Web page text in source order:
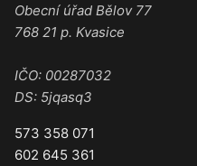
Obecní úřad Bělov 77
768 21 p. Kvasice
IČO: 00287032
DS: 5jqasq3
573 358 071
602 645 361